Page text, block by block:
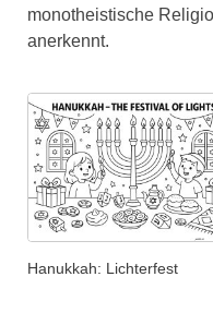
monotheistische
anerkennt.
Hanukkah: Lichterfest